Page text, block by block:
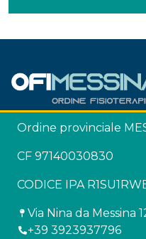
Ordine provinciale
CF 97140030830
CODICE IPA
Via Nina da Messina
+39 3923937796